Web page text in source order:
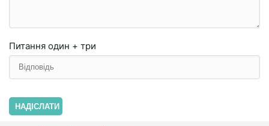
Питання один + три
НАДІСЛАТИ